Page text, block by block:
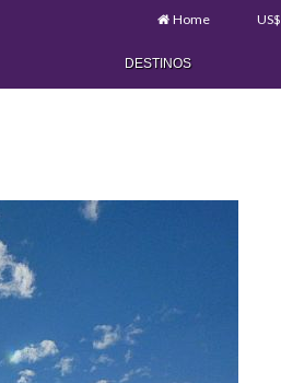
Home US$
DESTINOS